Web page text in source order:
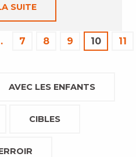
SUITE
7 8 9 10 11
AVEC LES ENFANTS
CIBLES